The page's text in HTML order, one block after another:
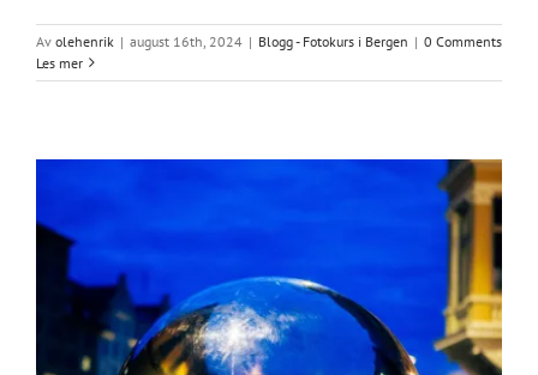
Av olehenrik | august 16th, 2024 | Blogg - Fotokurs i Bergen | 0 Comments
Les mer